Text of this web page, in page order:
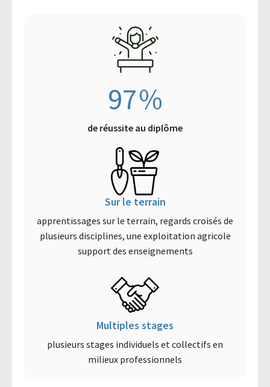
97%
de réussite au diplôme
Sur le terrain
apprentissages sur le terrain, regards croisés de
plusieurs disciplines, une exploitation agricole
support des enseignements
Multiples stages
plusieurs stages individuels et collectifs en
milieux professionnels